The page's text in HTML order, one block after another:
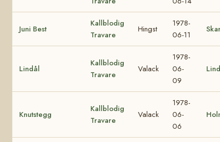
Juni Best
Kallblodig
Travare
Hingst
1978-
06-11
Lindål
Kallblodig
Travare
Valack
1978-
06-
09
Knutstegg
Kallblodig
Travare
Valack
1978-
06-
06